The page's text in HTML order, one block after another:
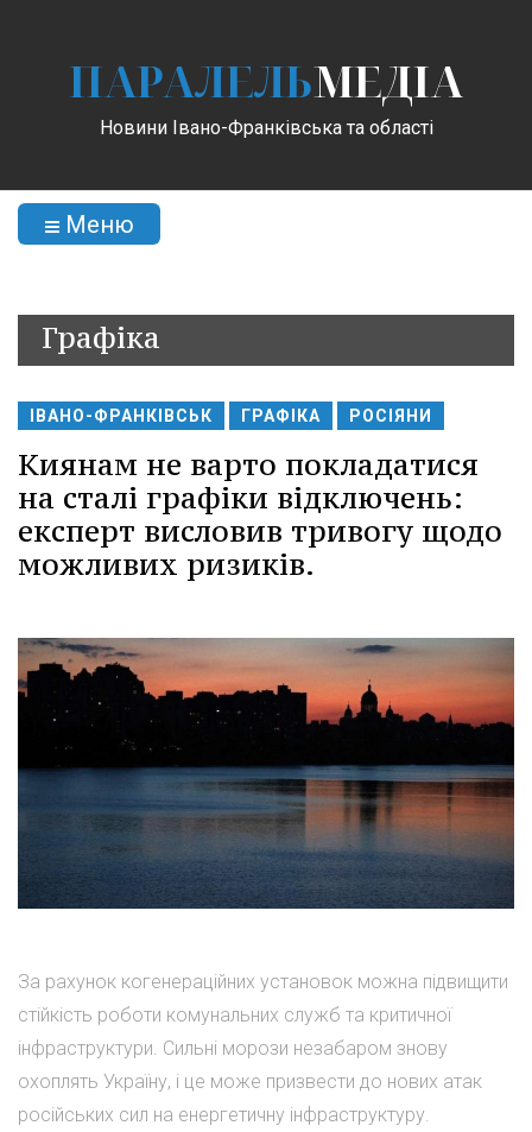
ПАРАЛЕЛЬМЕДІА
Новини Івано-Франківська та області
Меню
Графіка
ІВАНО-ФРАНКІВСЬК ГРАФІКА РОСІЯНИ
Киянам не варто покладатися
на сталі графіки відключень:
експерт висловив тривогу щодо
можливих ризиків.
За рахунок когенераційних установок можна підвищити
стійкість роботи комунальних служб та критичної
інфраструктури. Сильні морози незабаром знову
охоплять Україну, і це може призвести до нових атак
російських сил на енергетичну інфраструктуру.